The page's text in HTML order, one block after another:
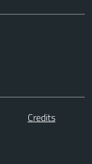
Credits